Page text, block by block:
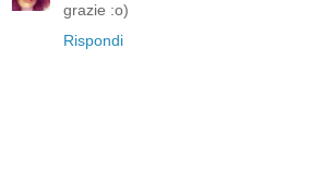
grazie :o)
Rispondi